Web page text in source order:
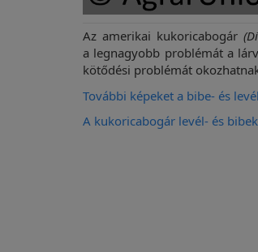
Az amerikai kukoricabogár
a legnagyobb problémát a
kötődési problémát
További képeket a bibe- és
A kukoricabogár levél- és